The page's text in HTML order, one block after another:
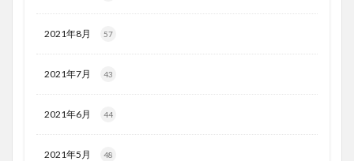
2021年8月 57
2021年7月 43
2021年6月 44
2021年5月 48